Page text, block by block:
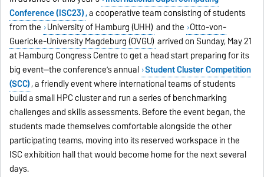
Conference (ISC23),a cooperative team consisting of students
from the University of Hamburg (UHH) and the Otto-von-
Guericke-University Magdeburg (OVGU) arrived on Sunday, May 21
at Hamburg Congress Centre to get a head start preparing for its
big event—the conference’s annual Student Cluster Competition
(SCC), a friendly event where international teams of students
build a small HPC cluster and run a series of benchmarking
challenges and skills assessments. Before the event began, the
students made themselves comfortable alongside the other
participating teams, moving into its reserved workspace in the
ISC exhibition hall that would become home for the next several
days.